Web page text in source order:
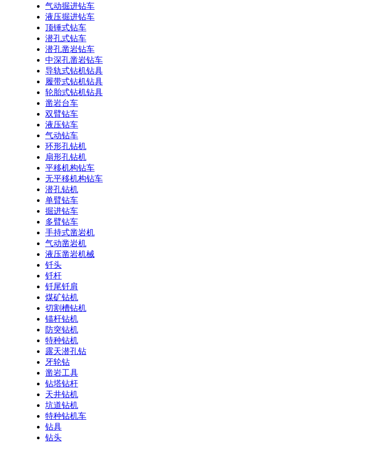
气动掘进钻车
液压掘进钻车
顶锤式钻车
潜孔式钻车
潜孔凿岩钻车
中深孔凿岩钻车
导轨式钻机钻具
履带式钻机钻具
轮胎式钻机钻具
凿岩台车
双臂钻车
液压钻车
气动钻车
环形孔钻机
扇形孔钻机
平移机构钻车
无平移机构钻车
潜孔钻机
单臂钻车
掘进钻车
多臂钻车
手持式凿岩机
气动凿岩机
液压凿岩机械
钎头
钎杆
钎尾钎肩
煤矿钻机
切割槽钻机
锚杆钻机
防突钻机
特种钻机
露天潜孔钻
牙轮钻
凿岩工具
钻塔钻杆
天井钻机
坑道钻机
特种钻机车
钻具
钻头